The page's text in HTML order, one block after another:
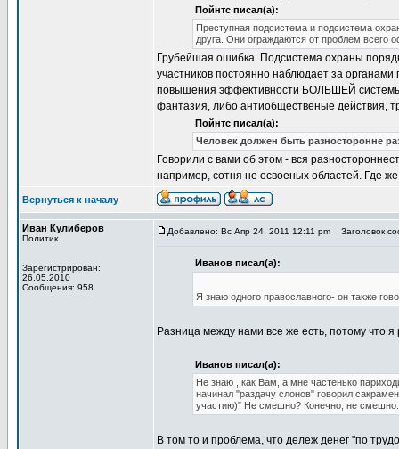
Пойнтс писал(а):
Преступная подсистема и подсистема
друга. Они ограждаются от проблем всего
Грубейшая ошибка. Подсистема охраны
участников постоянно наблюдает за
повышения эффективности БОЛЬШЕЙ системы
фантазия, либо антиобщественые действия,
Пойнтс писал(а):
Человек должен быть разносторонне
Говорили с вами об этом - вся
например, сотня не освоеных областей. Где
Вернуться к началу
Иван Кулиберов
Политик
Зарегистрирован:
26.05.2010
Сообщения: 958
Добавлено: Вс Апр 24, 2011 12:11 pm Заголовок
Иванов писал(а):
Я знаю одного православного- он также
Разница между нами все же есть, потому что
Иванов писал(а):
Не знаю , как Вам, а мне частенько
начинал "раздачу слонов" говорил
участию)" Не смешно? Конечно, не смешно.
В том то и проблема, что дележ денег "по